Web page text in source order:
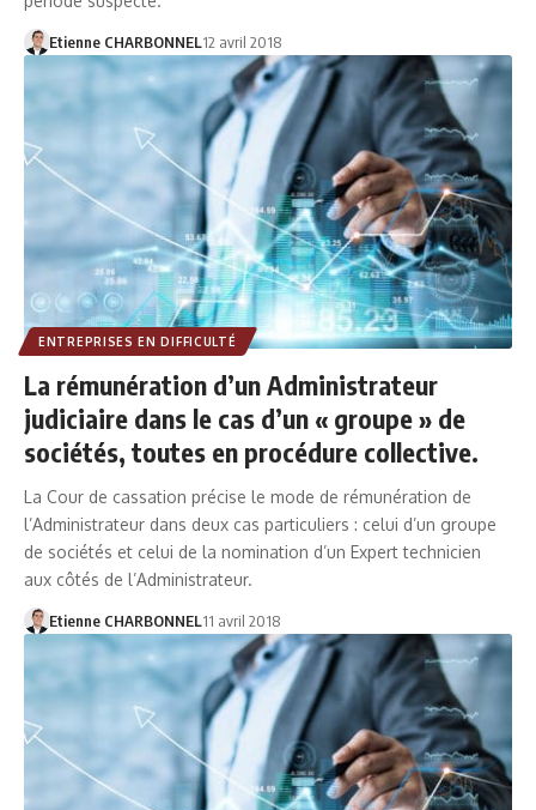
Etienne CHARBONNEL12 avril 2018
ENTREPRISES EN DIFFICULTÉ
La rémunération d’un Administrateur
judiciaire dans le cas d’un « groupe » de
sociétés, toutes en procédure collective.
La Cour de cassation précise le mode de rémunération de
l’Administrateur dans deux cas particuliers : celui d’un groupe
de sociétés et celui de la nomination d’un Expert technicien
aux côtés de l’Administrateur.
Etienne CHARBONNEL11 avril 2018